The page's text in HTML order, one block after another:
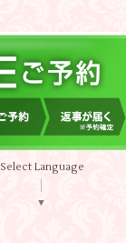
Select Language
▼